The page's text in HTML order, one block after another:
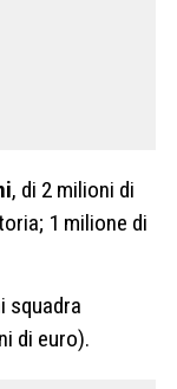
, di 2 milioni di
1 milione di
squadra
di euro).